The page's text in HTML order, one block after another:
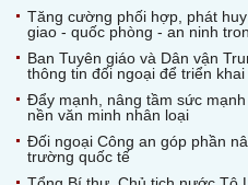
Tăng cường phối hợp, phát
giao - quốc phòng - an ninh
Ban Tuyên giáo và Dân vận
thông tin đối ngoại để triển
Đẩy mạnh, nâng tầm sức
nền văn minh nhân loại
Đối ngoại Công an góp phần
trường quốc tế